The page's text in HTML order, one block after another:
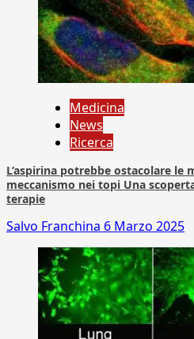
Medicina
News
Ricerca
L’aspirina potrebbe ostacolare le
meccanismo nei topi Una
terapie
Salvo Franchina 6 Marzo 2025